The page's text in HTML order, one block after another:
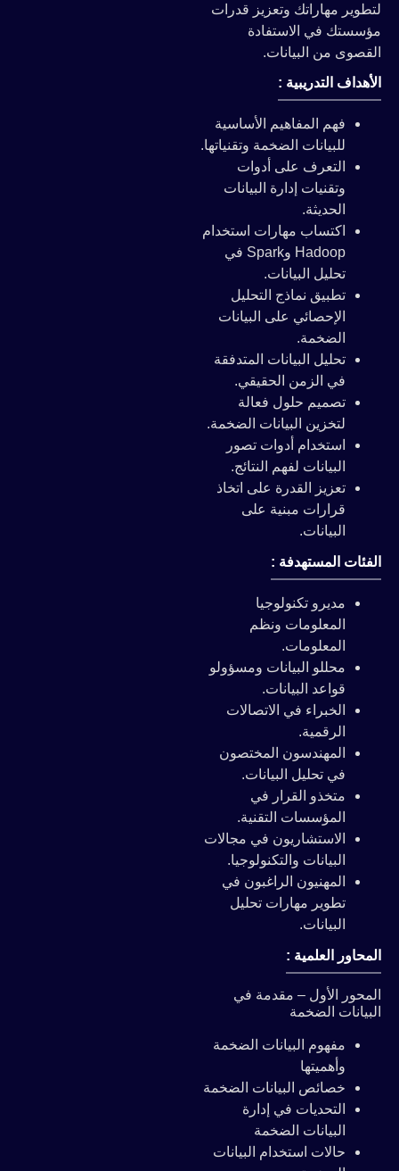
لتطوير مهاراتك وتعزيز قدرات
مؤسستك في الاستفادة
القصوى من البيانات.
الأهداف التدريبية :
فهم المفاهيم الأساسية
للبيانات الضخمة وتقنياتها.
التعرف على أدوات
وتقنيات إدارة البيانات
الحديثة.
اكتساب مهارات استخدام
Hadoop وSpark في
تحليل البيانات.
تطبيق نماذج التحليل
الإحصائي على البيانات
الضخمة.
تحليل البيانات المتدفقة
في الزمن الحقيقي.
تصميم حلول فعالة
لتخزين البيانات الضخمة.
استخدام أدوات تصور
البيانات لفهم النتائج.
تعزيز القدرة على اتخاذ
قرارات مبنية على
البيانات.
الفئات المستهدفة :
مديرو تكنولوجيا
المعلومات ونظم
المعلومات.
محللو البيانات ومسؤولو
قواعد البيانات.
الخبراء في الاتصالات
الرقمية.
المهندسون المختصون
في تحليل البيانات.
متخذو القرار في
المؤسسات التقنية.
الاستشاريون في مجالات
البيانات والتكنولوجيا.
المهنيون الراغبون في
تطوير مهارات تحليل
البيانات.
المحاور العلمية :
المحور الأول – مقدمة في
البيانات الضخمة
مفهوم البيانات الضخمة
وأهميتها
خصائص البيانات الضخمة
التحديات في إدارة
البيانات الضخمة
حالات استخدام البيانات